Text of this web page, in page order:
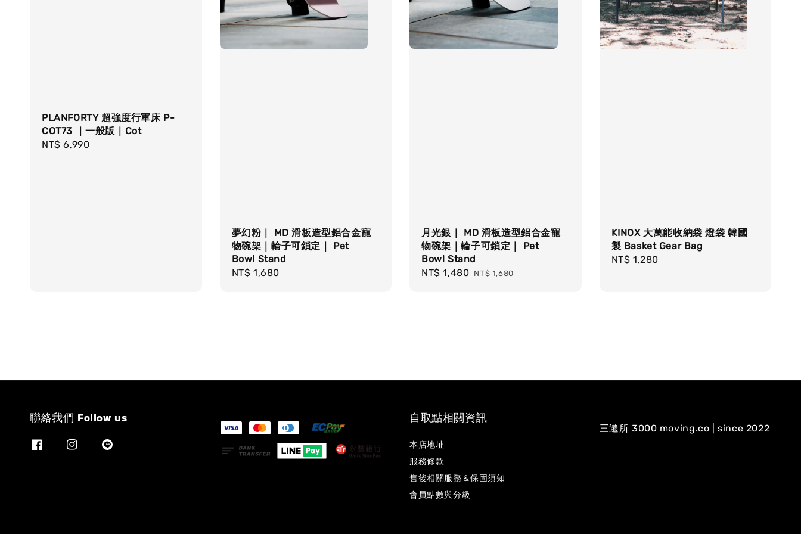
PLANFORTY 超強度行軍床 P-
COT73 ｜一般版｜Cot
Regular
NT$ 6,990
夢幻粉｜ MD 滑板造型鋁合金寵
物碗架｜輪子可鎖定｜ Pet
Bowl Stand
Regular
NT$ 1,680
月光銀｜ MD 滑板造型鋁合金寵
物碗架｜輪子可鎖定｜ Pet
Bowl Stand
Sale
NT$ 1,480 Regular
NT$ 1,680
KINOX 大萬能收納袋 燈袋 韓國
製 Basket Gear Bag
Regular
NT$ 1,280
聯絡我們 Follow us 自取點相關資訊
本店地址
服務條款
售後相關服務＆保固須知
會員點數與分級
三遷所 3000 moving.co | since 2022